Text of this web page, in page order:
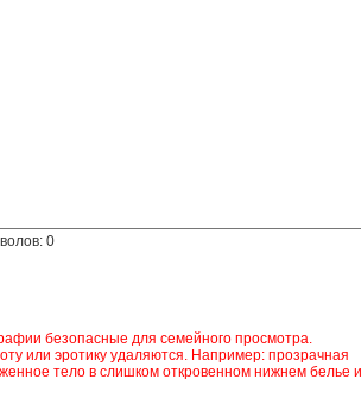
0
безопасные для семейного просмотра.
или эротику удаляются. Например: прозрачная
тело в слишком откровенном нижнем белье